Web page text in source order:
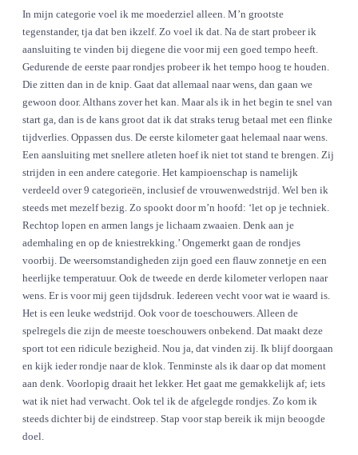
In mijn categorie voel ik me moederziel alleen. M’n grootste
tegenstander, tja dat ben ikzelf. Zo voel ik dat. Na de start probeer ik
aansluiting te vinden bij diegene die voor mij een goed tempo heeft.
Gedurende de eerste paar rondjes probeer ik het tempo hoog te houden.
Die zitten dan in de knip. Gaat dat allemaal naar wens, dan gaan we
gewoon door. Althans zover het kan. Maar als ik in het begin te snel van
start ga, dan is de kans groot dat ik dat straks terug betaal met een flinke
tijdverlies. Oppassen dus. De eerste kilometer gaat helemaal naar wens.
Een aansluiting met snellere atleten hoef ik niet tot stand te brengen. Zij
strijden in een andere categorie. Het kampioenschap is namelijk
verdeeld over 9 categorieën, inclusief de vrouwenwedstrijd. Wel ben ik
steeds met mezelf bezig. Zo spookt door m’n hoofd: ‘let op je techniek.
Rechtop lopen en armen langs je lichaam zwaaien. Denk aan je
ademhaling en op de kniestrekking.’ Ongemerkt gaan de rondjes
voorbij. De weersomstandigheden zijn goed een flauw zonnetje en een
heerlijke temperatuur. Ook de tweede en derde kilometer verlopen naar
wens. Er is voor mij geen tijdsdruk. Iedereen vecht voor wat ie waard is.
Het is een leuke wedstrijd. Ook voor de toeschouwers. Alleen de
spelregels die zijn de meeste toeschouwers onbekend. Dat maakt deze
sport tot een ridicule bezigheid. Nou ja, dat vinden zij. Ik blijf doorgaan
en kijk ieder rondje naar de klok. Tenminste als ik daar op dat moment
aan denk. Voorlopig draait het lekker. Het gaat me gemakkelijk af; iets
wat ik niet had verwacht. Ook tel ik de afgelegde rondjes. Zo kom ik
steeds dichter bij de eindstreep. Stap voor stap bereik ik mijn beoogde
doel.